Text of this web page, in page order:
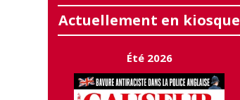
Actuellement en kiosque
Été 2026